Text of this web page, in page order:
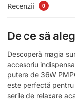
Recenzii 0
De ce să
Descoperă magia
accesoriu
putere de 36W
este perfectă pentru
serile de relaxare